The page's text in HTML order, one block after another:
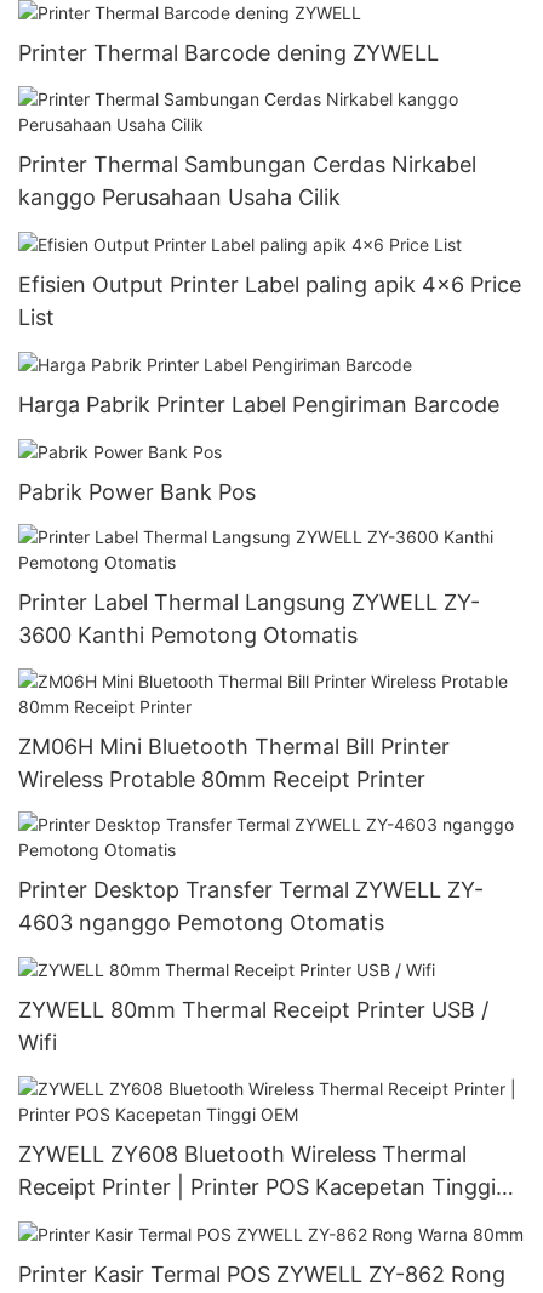
Printer Thermal Barcode dening ZYWELL
Printer Thermal Sambungan Cerdas Nirkabel
kanggo Perusahaan Usaha Cilik
Efisien Output Printer Label paling apik 4x6 Price
List
Harga Pabrik Printer Label Pengiriman Barcode
Pabrik Power Bank Pos
Printer Label Thermal Langsung ZYWELL ZY-
3600 Kanthi Pemotong Otomatis
ZM06H Mini Bluetooth Thermal Bill Printer
Wireless Protable 80mm Receipt Printer
Printer Desktop Transfer Termal ZYWELL ZY-
4603 nganggo Pemotong Otomatis
ZYWELL 80mm Thermal Receipt Printer USB /
Wifi
ZYWELL ZY608 Bluetooth Wireless Thermal
Receipt Printer | Printer POS Kacepetan Tinggi
OEM
Printer Kasir Termal POS ZYWELL ZY-862 Rong